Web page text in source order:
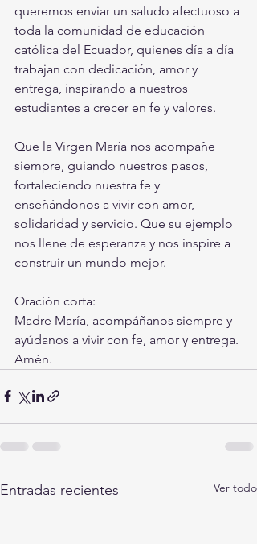
queremos enviar un saludo afectuoso a
toda la comunidad de educación
católica del Ecuador, quienes día a día
trabajan con dedicación, amor y
entrega, inspirando a nuestros
estudiantes a crecer en fe y valores.
Que la Virgen María nos acompañe
siempre, guiando nuestros pasos,
fortaleciendo nuestra fe y
enseñándonos a vivir con amor,
solidaridad y servicio. Que su ejemplo
nos llene de esperanza y nos inspire a
construir un mundo mejor.
Oración corta:
Madre María, acompáñanos siempre y
ayúdanos a vivir con fe, amor y entrega.
Amén.
Entradas recientes Ver todo